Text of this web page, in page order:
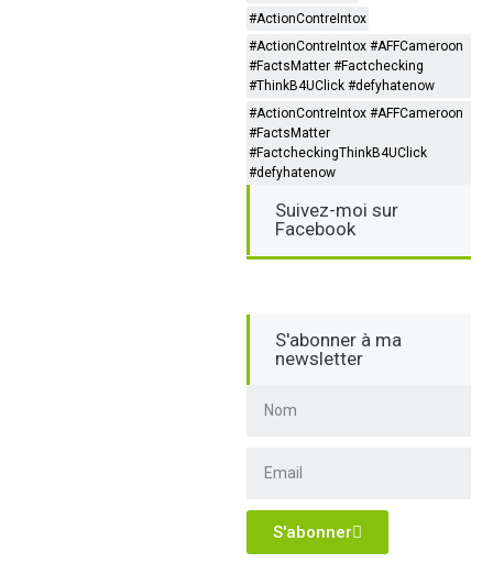
#ActionContreIntox
#ActionContreIntox #AFFCameroon
#FactsMatter #Factchecking
#ThinkB4UClick #defyhatenow
#ActionContreIntox #AFFCameroon
#FactsMatter
#FactcheckingThinkB4UClick
#defyhatenow
Suivez-moi sur
Facebook
S'abonner à ma
newsletter
S'abonner